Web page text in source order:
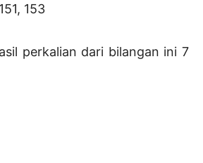
153
perkalian dari bilangan ini 7